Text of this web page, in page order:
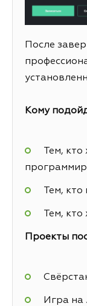
После
Кому
Тем,
Тем,
Тем,
Проекты
Игра на